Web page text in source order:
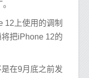
12上使用的调制
把iPhone 12的
在9月底之前发